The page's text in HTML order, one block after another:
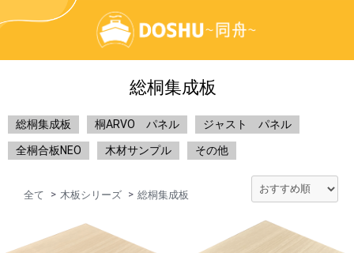
総桐集成板
総桐集成板 桐ARVO パネル ジャスト パネル
全桐合板NEO 木材サンプル その他
全て 木板シリーズ 総桐集成板